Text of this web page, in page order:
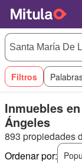
Filtros
Inmuebles
Ángeles
893 propiedades
Ordenar por: